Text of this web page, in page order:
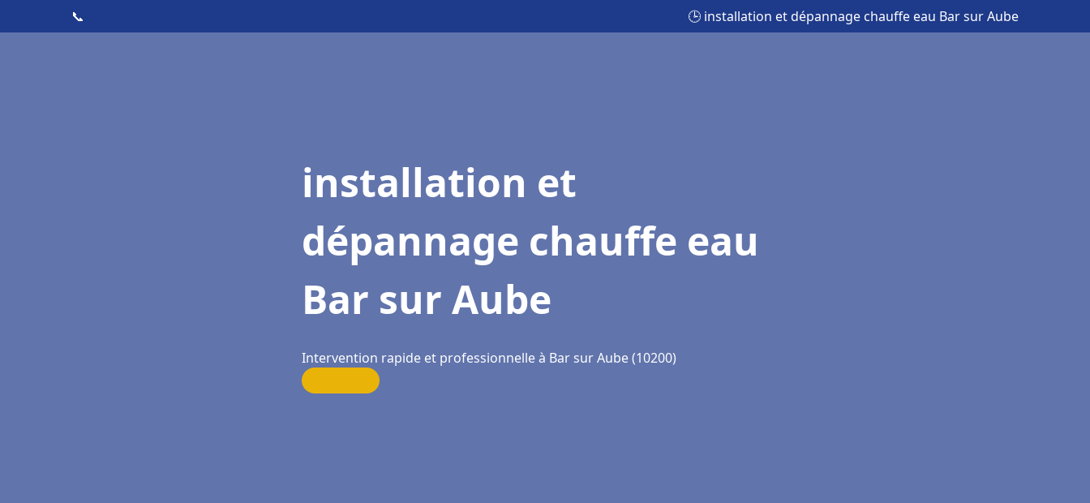
📞 🕒 installation et dépannage chauffe eau Bar sur Aube
installation et
dépannage chauffe eau
Bar sur Aube
Intervention rapide et professionnelle à Bar sur Aube (10200)